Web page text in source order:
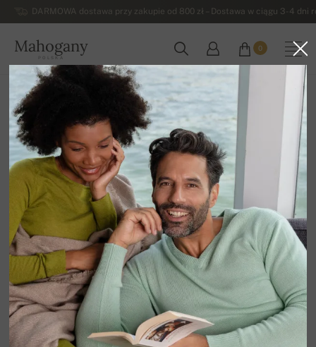
DARMOWA dostawa przy zakupie od 800 zł – Dostawa w ciągu 3-4
Mahogany
POLSKA
0
Strona główna Wyprzedaz MĘSKIE SWETRY